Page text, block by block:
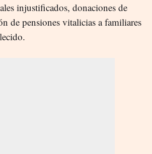
injustificados, donaciones de
de pensiones vitalicias a familiares